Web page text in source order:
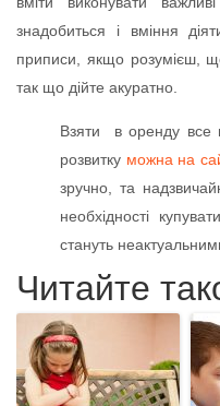
знадобиться і вміння
приписи, якщо розумієш,
так що дійте акуратно.
Взяти в оренду все
розвитку можна на
зручно, та
необхідності
стануть
Читайте